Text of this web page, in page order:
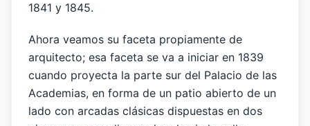
1841 y 1845.
Ahora veamos su faceta propiamente de
arquitecto; esa faceta se va a iniciar en 1839
cuando proyecta la parte sur del Palacio de las
Academias, en forma de un patio abierto de un
lado con arcadas clásicas dispuestas en dos